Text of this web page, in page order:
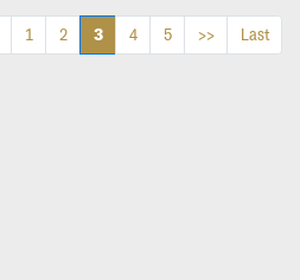
1 2 3 4 5 >> Last